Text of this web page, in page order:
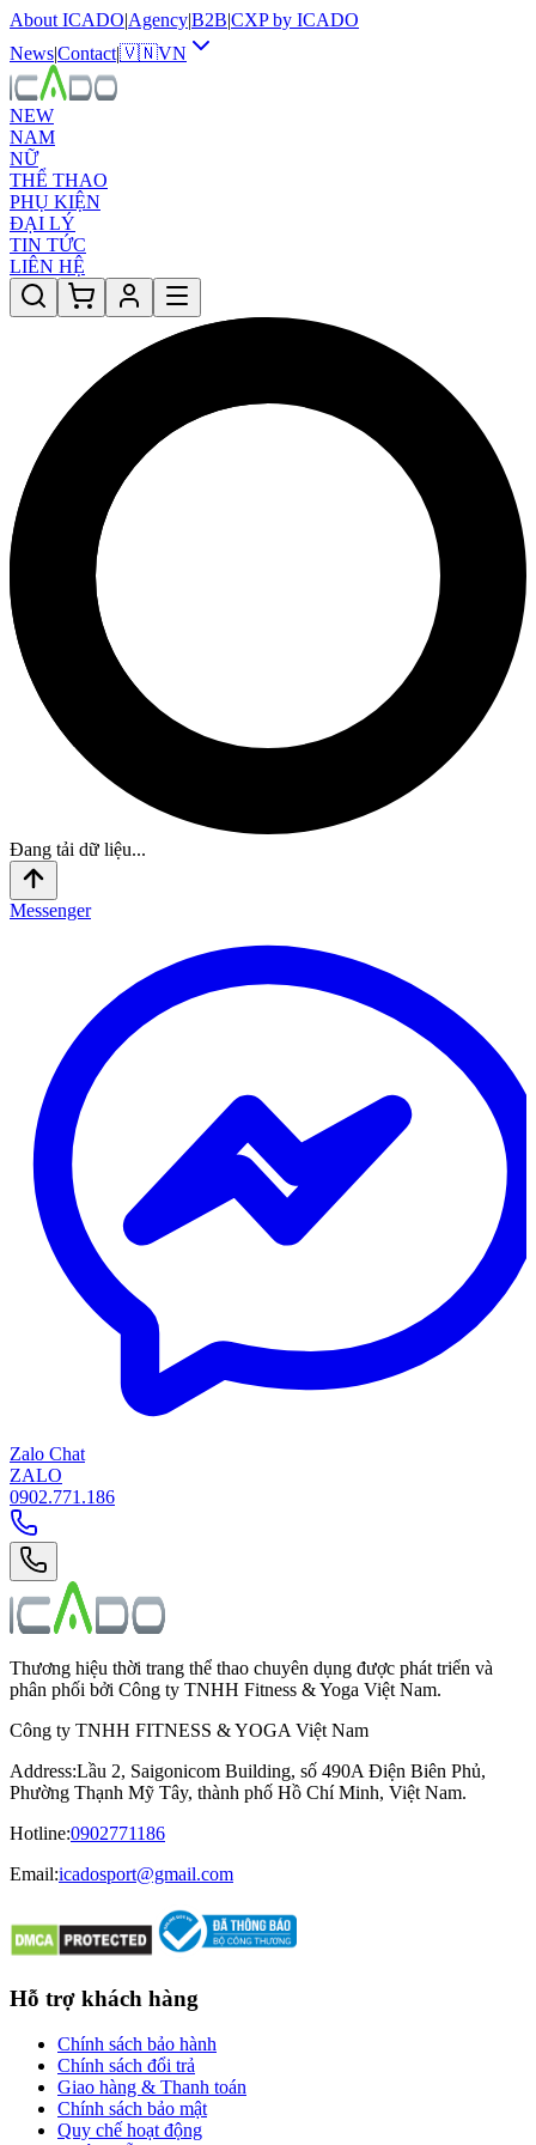
About ICADO|Agency|B2B|CXP by ICADO
News|Contact|🇻🇳VN
NEW
NAM
NỮ
THỂ THAO
PHỤ KIỆN
ĐẠI LÝ
TIN TỨC
LIÊN HỆ
Đang tải dữ liệu...
Messenger
Zalo Chat
ZALO
0902.771.186
Thương hiệu thời trang thể thao chuyên dụng được phát triển và
phân phối bởi Công ty TNHH Fitness & Yoga Việt Nam.
Công ty TNHH FITNESS & YOGA Việt Nam
Address:Lầu 2, Saigonicom Building, số 490A Điện Biên Phủ,
Phường Thạnh Mỹ Tây, thành phố Hồ Chí Minh, Việt Nam.
Hotline:0902771186
Email:icadosport@gmail.com
Hỗ trợ khách hàng
Chính sách bảo hành
Chính sách đổi trả
Giao hàng & Thanh toán
Chính sách bảo mật
Quy chế hoạt động